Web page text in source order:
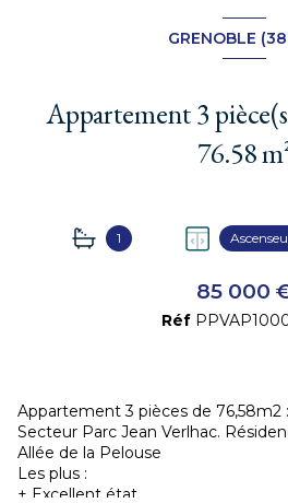
GRENOBLE
Appartement 3 pièce(s) 2 chambre(s)
76.58
1
85 000
Réf
Appartement 3 pièces de 76,58m2 :
Secteur Parc Jean Verlhac.
Allée de la Pelouse
Les plus :
+ Excellent état